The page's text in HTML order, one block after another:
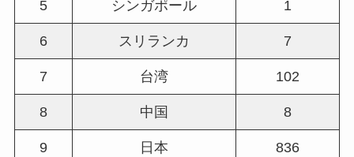
5 シンガポール 1
6 スリランカ 7
7 台湾 102
8 中国 8
9 日本 836